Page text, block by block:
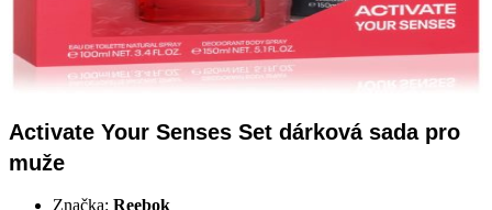
Activate Your Senses Set dárková sada pro
muže
Značka: Reebok